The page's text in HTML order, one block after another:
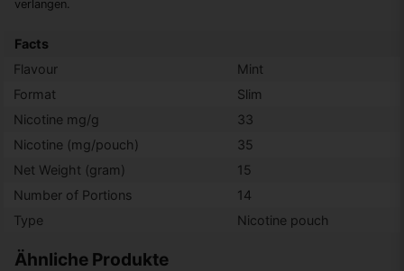
Ähnliche Produkte
verlangen.
Facts
Flavour
Mint
Format
Slim
Nicotine mg/g
33
Nicotine (mg/pouch)
35
Net Weight (gram)
15
Number of Portions
14
Type
Nicotine pouch